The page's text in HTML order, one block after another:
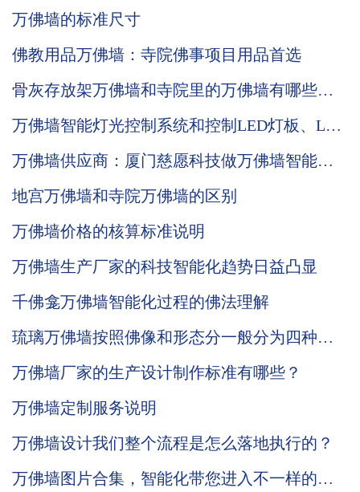
万佛墙的标准尺寸
佛教用品万佛墙：寺院佛事项目用品首选
骨灰存放架万佛墙和寺院里的万佛墙有哪些区
万佛墙智能灯光控制系统和控制LED灯板、LCD
万佛墙供应商：厦门慈愿科技做万佛墙智能化
地宫万佛墙和寺院万佛墙的区别
万佛墙价格的核算标准说明
万佛墙生产厂家的科技智能化趋势日益凸显
千佛龛万佛墙智能化过程的佛法理解
琉璃万佛墙按照佛像和形态分一般分为四种品
万佛墙厂家的生产设计制作标准有哪些？
万佛墙定制服务说明
万佛墙设计我们整个流程是怎么落地执行的？
万佛墙图片合集，智能化带您进入不一样的体